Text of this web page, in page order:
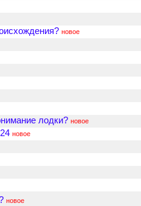
новое
лодки? новое
новое
новое